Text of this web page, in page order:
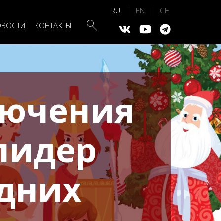
КОНТАКТЫ
Search